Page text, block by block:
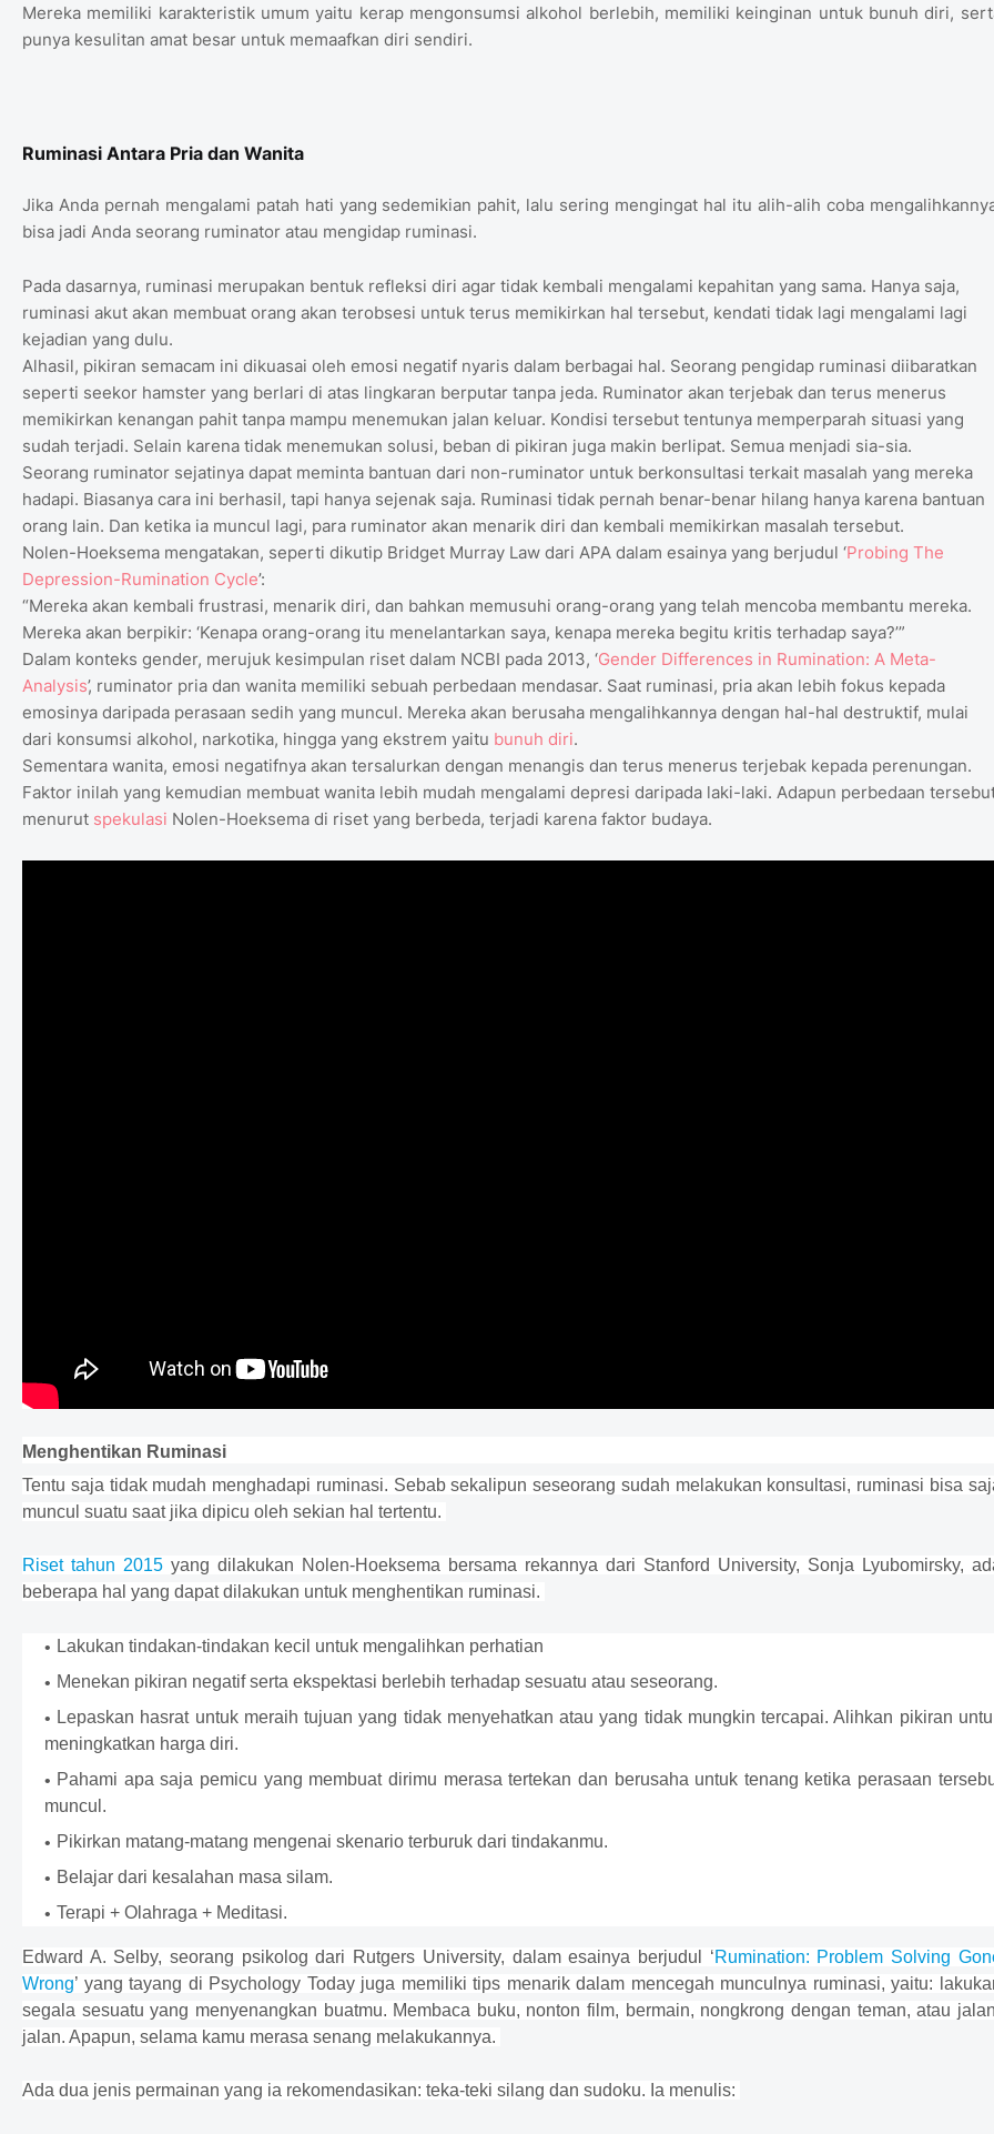
Mereka memiliki karakteristik umum yaitu kerap mengonsumsi alkohol berlebih, memiliki keinginan untuk bunuh diri,
punya kesulitan amat besar untuk memaafkan diri sendiri.
Ruminasi Antara Pria dan Wanita
Jika Anda pernah mengalami patah hati yang sedemikian pahit, lalu sering mengingat hal itu alih-alih coba
bisa jadi Anda seorang ruminator atau mengidap ruminasi.
Pada dasarnya, ruminasi merupakan bentuk refleksi diri agar tidak kembali mengalami kepahitan yang sama. Hanya saja,
ruminasi akut akan membuat orang akan terobsesi untuk terus memikirkan hal tersebut, kendati tidak lagi mengalami lagi
kejadian yang dulu.
Alhasil, pikiran semacam ini dikuasai oleh emosi negatif nyaris dalam berbagai hal. Seorang pengidap ruminasi diibaratkan
seperti seekor hamster yang berlari di atas lingkaran berputar tanpa jeda. Ruminator akan terjebak dan terus menerus
memikirkan kenangan pahit tanpa mampu menemukan jalan keluar. Kondisi tersebut tentunya memperparah situasi yang
sudah terjadi. Selain karena tidak menemukan solusi, beban di pikiran juga makin berlipat. Semua menjadi sia-sia.
Seorang ruminator sejatinya dapat meminta bantuan dari non-ruminator untuk berkonsultasi terkait masalah yang mereka
hadapi. Biasanya cara ini berhasil, tapi hanya sejenak saja. Ruminasi tidak pernah benar-benar hilang hanya karena bantuan
orang lain. Dan ketika ia muncul lagi, para ruminator akan menarik diri dan kembali memikirkan masalah tersebut.
Nolen-Hoeksema mengatakan, seperti dikutip Bridget Murray Law dari APA dalam esainya yang berjudul ‘Probing The
Depression-Rumination Cycle’:
“Mereka akan kembali frustrasi, menarik diri, dan bahkan memusuhi orang-orang yang telah mencoba membantu mereka.
Mereka akan berpikir: ‘Kenapa orang-orang itu menelantarkan saya, kenapa mereka begitu kritis terhadap saya?’”
Dalam konteks gender, merujuk kesimpulan riset dalam NCBI pada 2013, ‘Gender Differences in Rumination: A Meta-
Analysis’, ruminator pria dan wanita memiliki sebuah perbedaan mendasar. Saat ruminasi, pria akan lebih fokus kepada
emosinya daripada perasaan sedih yang muncul. Mereka akan berusaha mengalihkannya dengan hal-hal destruktif, mulai
dari konsumsi alkohol, narkotika, hingga yang ekstrem yaitu bunuh diri.
Sementara wanita, emosi negatifnya akan tersalurkan dengan menangis dan terus menerus terjebak kepada perenungan.
Faktor inilah yang kemudian membuat wanita lebih mudah mengalami depresi daripada laki-laki. Adapun perbedaan
menurut spekulasi Nolen-Hoeksema di riset yang berbeda, terjadi karena faktor budaya.
Menghentikan Ruminasi
Tentu saja tidak mudah menghadapi ruminasi. Sebab sekalipun seseorang sudah melakukan konsultasi, ruminasi bisa
muncul suatu saat jika dipicu oleh sekian hal tertentu.
Riset tahun 2015yang dilakukan Nolen-Hoeksema bersama rekannya dari Stanford University, Sonja Lyubomirsky,
beberapa hal yang dapat dilakukan untuk menghentikan ruminasi.
Lakukan tindakan-tindakan kecil untuk mengalihkan perhatian
Menekan pikiran negatif serta ekspektasi berlebih terhadap sesuatu atau seseorang.
Lepaskan hasrat untuk meraih tujuan yang tidak menyehatkan atau yang tidak mungkin tercapai. Alihkan pikiran
meningkatkan harga diri.
Pahami apa saja pemicu yang membuat dirimu merasa tertekan dan berusaha untuk tenang ketika perasaan
muncul.
Pikirkan matang-matang mengenai skenario terburuk dari tindakanmu.
Belajar dari kesalahan masa silam.
Terapi + Olahraga + Meditasi.
Edward A. Selby, seorang psikolog dari Rutgers University, dalam esainya berjudul ‘Rumination: Problem Solving
Wrong’ yang tayang di Psychology Today juga memiliki tips menarik dalam mencegah munculnya ruminasi, yaitu:
segala sesuatu yang menyenangkan buatmu. Membaca buku, nonton film, bermain, nongkrong dengan teman, atau
jalan. Apapun, selama kamu merasa senang melakukannya.
Ada dua jenis permainan yang ia rekomendasikan: teka-teki silang dan sudoku. Ia menulis: